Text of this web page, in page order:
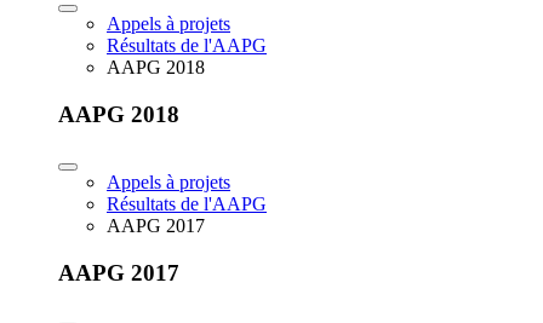
Appels à projets
Résultats de l'AAPG
AAPG 2018
AAPG 2018
Appels à projets
Résultats de l'AAPG
AAPG 2017
AAPG 2017